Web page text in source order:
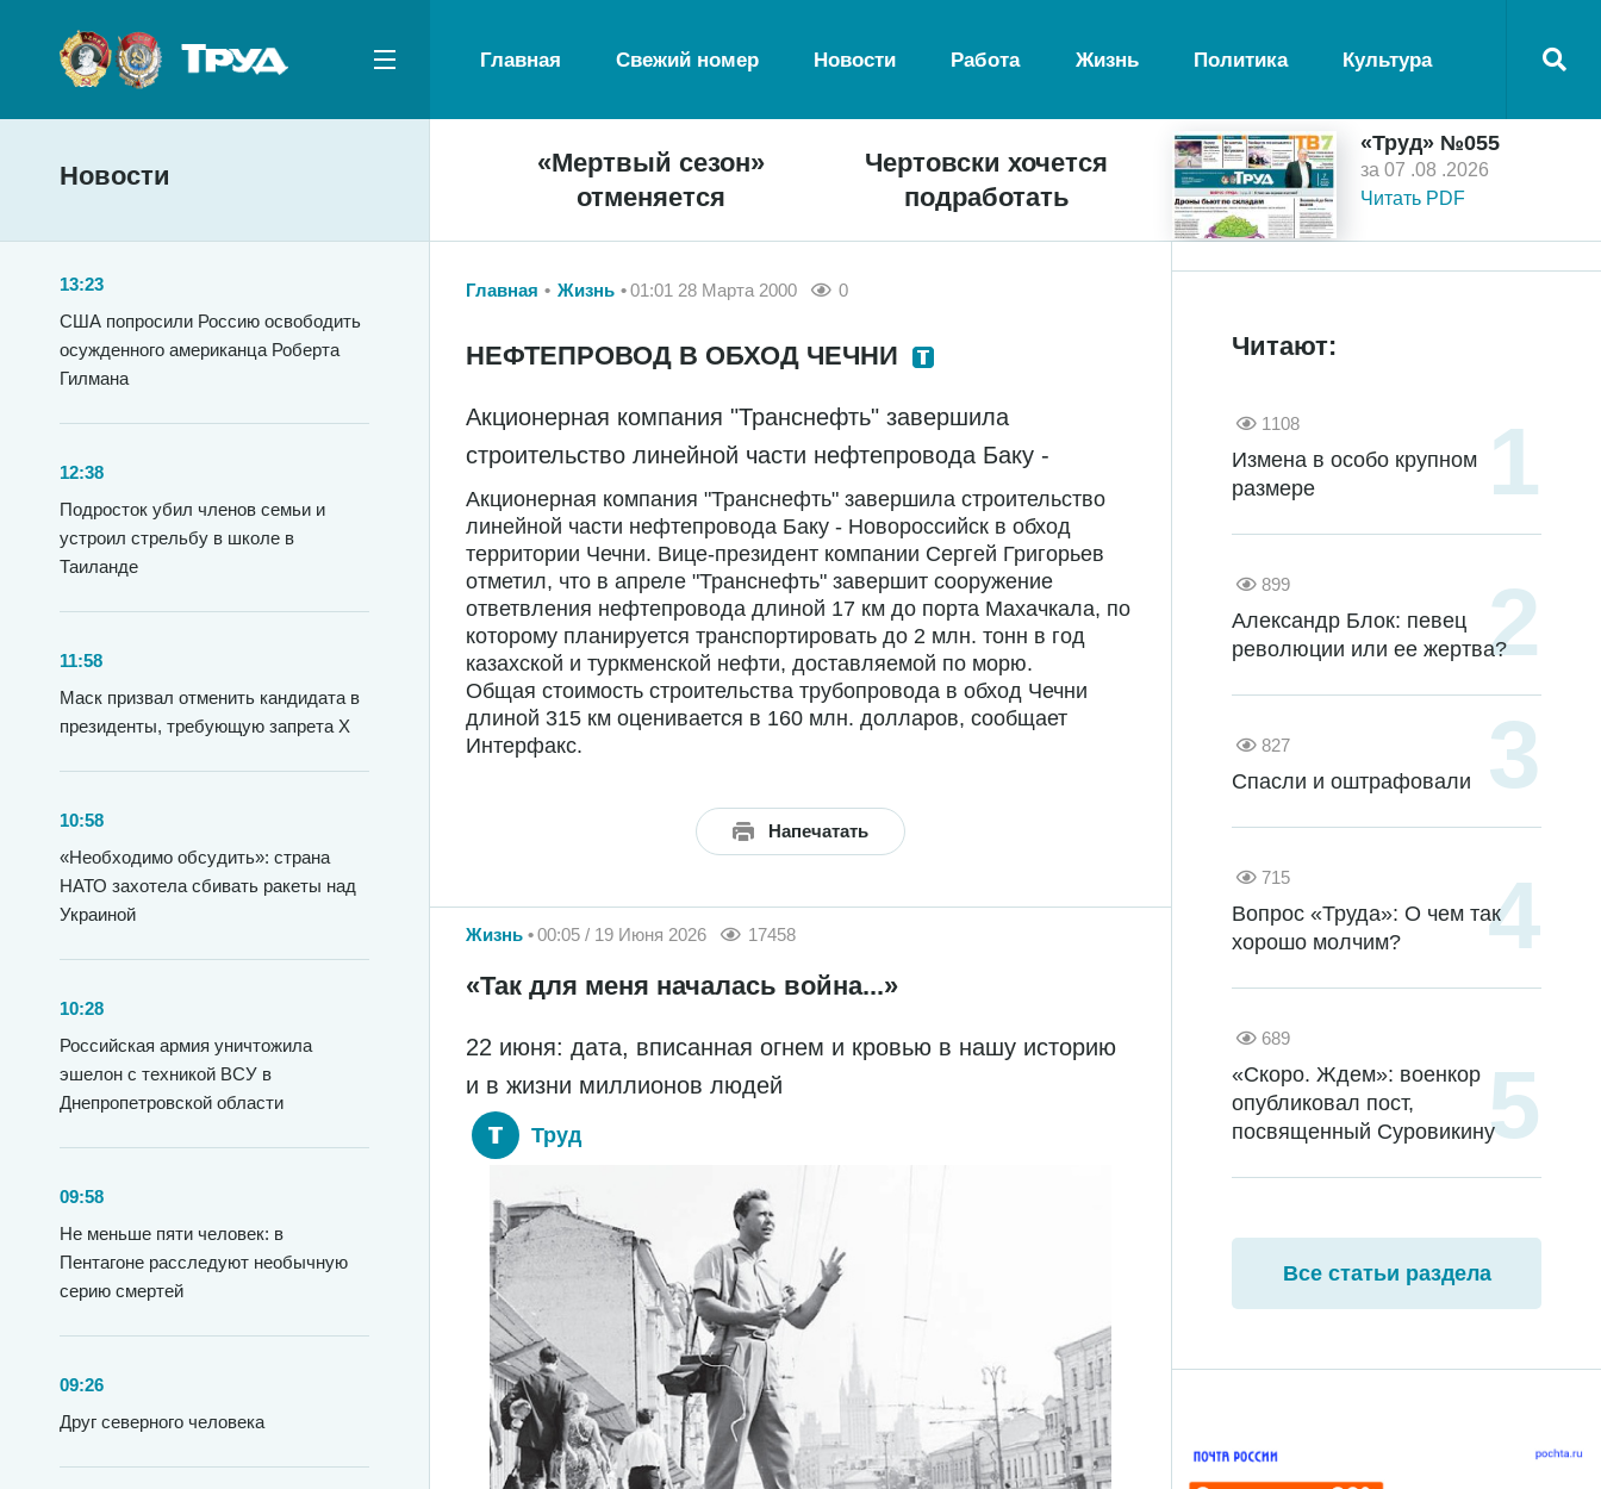
Главная Свежий номер Новости Работа Жизнь Политика Культура
Новости
«Мертвый сезон»
отменяется
Чертовски хочется
подработать
«Труд» №055
за 07 .08 .2026
Читать PDF
13:23
США попросили Россию освободить
осужденного американца Роберта
Гилмана
12:38
Подросток убил членов семьи и
устроил стрельбу в школе в
Таиланде
11:58
Маск призвал отменить кандидата в
президенты, требующую запрета X
10:58
«Необходимо обсудить»: страна
НАТО захотела сбивать ракеты над
Украиной
10:28
Российская армия уничтожила
эшелон с техникой ВСУ в
Днепропетровской области
09:58
Не меньше пяти человек: в
Пентагоне расследуют необычную
серию смертей
09:26
Друг северного человека
Главная Жизнь 01:01 28 Марта 2000 0
НЕФТЕПРОВОД В ОБХОД ЧЕЧНИ
Акционерная компания "Транснефть" завершила
строительство линейной части нефтепровода Баку -
Акционерная компания "Транснефть" завершила строительство
линейной части нефтепровода Баку - Новороссийск в обход
территории Чечни. Вице-президент компании Сергей Григорьев
отметил, что в апреле "Транснефть" завершит сооружение
ответвления нефтепровода длиной 17 км до порта Махачкала, по
которому планируется транспортировать до 2 млн. тонн в год
казахской и туркменской нефти, доставляемой по морю.
Общая стоимость строительства трубопровода в обход Чечни
длиной 315 км оценивается в 160 млн. долларов, сообщает
Интерфакс.
Напечатать
Жизнь 00:05 / 19 Июня 2026 17458
«Так для меня началась война...»
22 июня: дата, вписанная огнем и кровью в нашу историю
и в жизни миллионов людей
Труд
Читают:
1108
Измена в особо крупном
размере
899
Александр Блок: певец
революции или ее жертва?
827
Спасли и оштрафовали
715
Вопрос «Труда»: О чем так
хорошо молчим?
689
«Скоро. Ждем»: военкор
опубликовал пост,
посвященный Суровикину
Все статьи раздела